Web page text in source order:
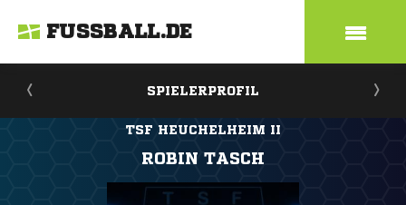
FUSSBALL.DE
SPIELERPROFIL
TSF HEUCHELHEIM II
ROBIN TASCH